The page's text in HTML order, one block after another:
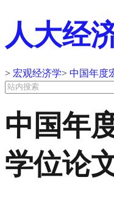
人大经
> 宏观经济学> 中国年度
中国年
学位论